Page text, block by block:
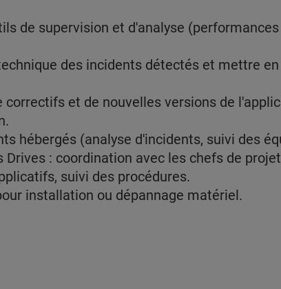
de supervision et d'analyse
des incidents détectés et mettre
et de nouvelles versions de
hébergés (analyse d'incidents, suivi des
: coordination avec les chefs de
suivi des procédures.
installation ou dépannage matériel.